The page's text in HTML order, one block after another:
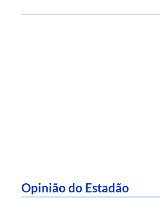
Opinião do Estadão